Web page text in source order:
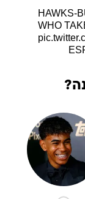
HAWKS-
WHO